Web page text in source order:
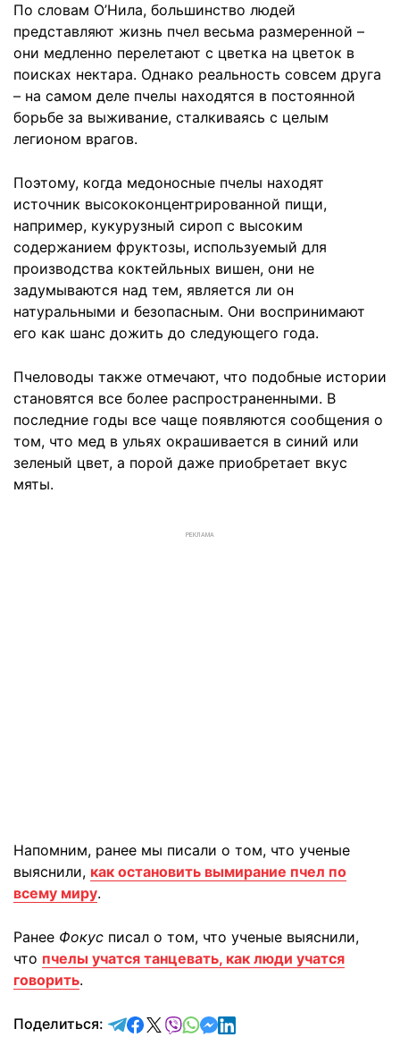
По словам О’Нила, большинство людей
представляют жизнь пчел весьма размеренной –
они медленно перелетают с цветка на цветок в
поисках нектара. Однако реальность совсем друга
– на самом деле пчелы находятся в постоянной
борьбе за выживание, сталкиваясь с целым
легионом врагов.
Поэтому, когда медоносные пчелы находят
источник высококонцентрированной пищи,
например, кукурузный сироп с высоким
содержанием фруктозы, используемый для
производства коктейльных вишен, они не
задумываются над тем, является ли он
натуральными и безопасным. Они воспринимают
его как шанс дожить до следующего года.
Пчеловоды также отмечают, что подобные истории
становятся все более распространенными. В
последние годы все чаще появляются сообщения о
том, что мед в ульях окрашивается в синий или
зеленый цвет, а порой даже приобретает вкус
мяты.
РЕКЛАМА
Напомним, ранее мы писали о том, что ученые
выяснили, как остановить вымирание пчел по
всему миру.
Ранее Фокус писал о том, что ученые выяснили,
что пчелы учатся танцевать, как люди учатся
говорить.
Поделиться: отправить в Telegram
поделиться в Facebook
поделиться в X
отправить в Viber
отправить в Whatsapp
отправить в Messenger
отправить в LinkedIn